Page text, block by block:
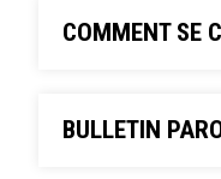
COMMENT SE
BULLETIN